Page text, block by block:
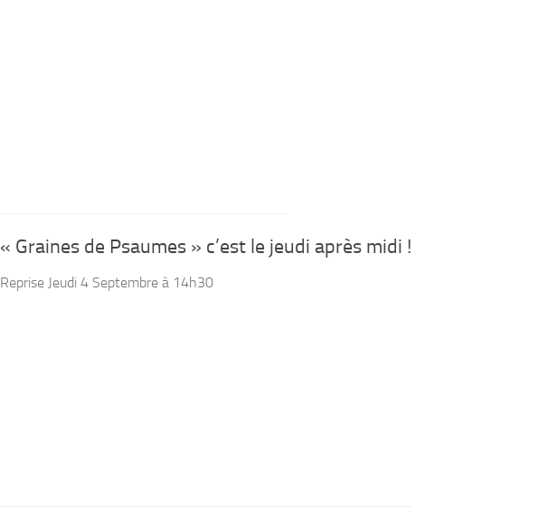
« Graines de Psaumes » c’est le jeudi après midi !
Reprise Jeudi 4 Septembre à 14h30